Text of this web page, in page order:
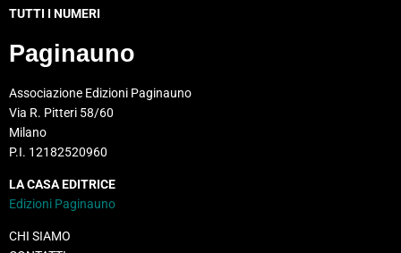
TUTTI I NUMERI
Paginauno
Associazione Edizioni Paginauno
Via R. Pitteri 58/60
Milano
P.I. 12182520960
LA CASA EDITRICE
Edizioni Paginauno
CHI SIAMO